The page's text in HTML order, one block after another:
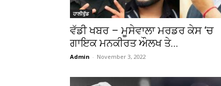
ਹਾਲੀਵੁੱਡ
ਵੱਡੀ ਖਬਰ – ਮੂਸੇਵਾਲਾ ਮਰਡਰ ਕੇਸ ‘ਚ
ਗਾਇਕ ਮਨਕੀਰਤ ਔਲਖ ਤੇ...
Admin - November 3, 2022